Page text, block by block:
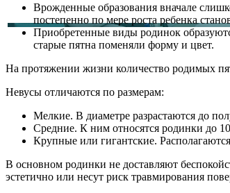
Врожденные образования вначале
постепенно по мере роста ребенка
Приобретенные виды родинок
старые пятна поменяли форму и цвет.
На протяжении жизни количество родимых
Невусы отличаются по размерам:
Мелкие. В диаметре разрастаются до
Средние. К ним относятся родинки до
Крупные или гигантские.
В основном родинки не доставляют
эстетично или несут риск травмирования